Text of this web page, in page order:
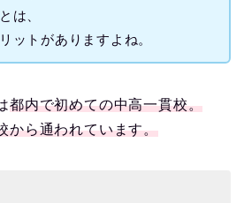
は、
ットがありますよね。
都内で初めての中高一貫校。
から通われています。